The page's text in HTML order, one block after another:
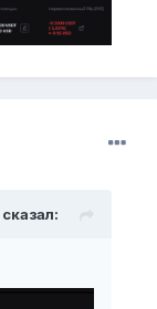
сказал: